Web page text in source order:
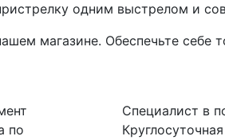
одним выстрелом и
магазине. Обеспечьте себе
по
Специалист в